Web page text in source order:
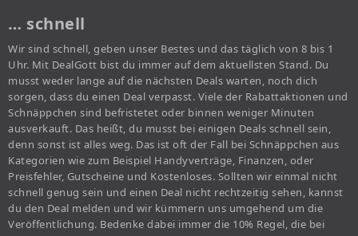
… schnell
Wir sind schnell, geben unser Bestes und das täglich von 8 bis 1
Uhr. Mit DealGott bist du immer auf dem aktuellsten Stand. Du
musst weder lange auf die nächsten Deals warten, noch dich
sorgen, dass du einen Deal verpasst. Viele der Rabattaktionen und
Schnäppchen sind befristetet oder binnen weniger Minuten
ausverkauft. Das heißt, du musst bei einigen Deals schnell sein,
denn sonst ist alles weg. Das ist oft der Fall bei Schnäppchen aus
Kategorien wie zum Beispiel Handyverträge, Finanzen, oder
Preisfehler, Gutscheine und Kostenloses. Sollten wir einmal nicht
schnell genug sein und einen Deal nicht rechtzeitig sehen, kannst
du den Deal melden und wir kümmern uns umgehend um die
Veröffentlichung. Bedenke dabei immer die 10% Regel, die bei